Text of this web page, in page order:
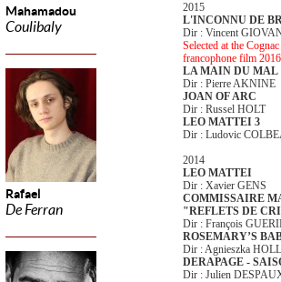
Mahamadou
Coulibaly
Rafael
De Ferran
2015
L'INCONNU DE
Dir : Vincent
Selected at the
francophone film
LA MAIN DU MAL
Dir : Pierre AKNINE
JOAN OF ARC
Dir : Russel HOLT
LEO MATTEI 3
Dir : Ludovic
2014
LEO MATTEI
Dir : Xavier GENS
COMMISSAIRE
"REFLETS DE
Dir : François
ROSEMARY’S
Dir : Agnieszka
DERAPAGE -
Dir : Julien